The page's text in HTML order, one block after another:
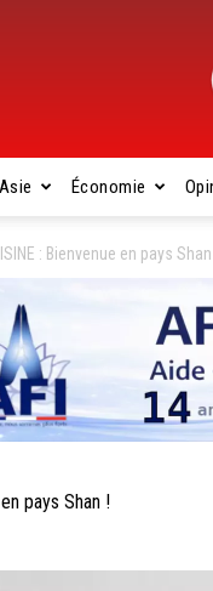
Asie Économie
: Bienvenue en pays Shan
pays Shan !